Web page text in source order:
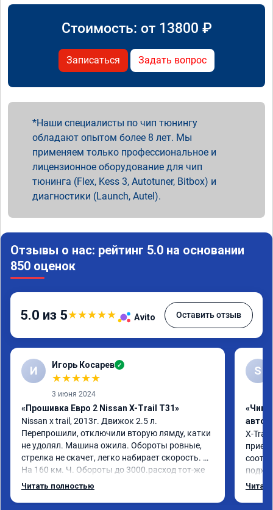
Стоимость: от 13800 ₽
Записаться Задать вопрос
Наши специалисты по чип тюнингу
обладают опытом более 8 лет. Мы
применяем только профессиональное и
лицензионное оборудование для чип
тюнинга (Flex, Kess 3, Autotuner, Bitbox) и
диагностики (Launch, Autel).
Отзывы о нас: рейтинг 5.0 на основании
850 оценок
5.0 из 5★★★★★ Avito Оставить отзыв
И Игорь Косарев ✓
★★★★★
3 июня 2024
«Прошивка Евро 2 Nissan X-Trail T31»
Nissan x trаil, 2013г. Движок 2.5 л.
Перепрошили, отключили вторую лямду, катки
не удолял. Машина ожила. Обороты ровные,
стрелка не скачет, легко набирает скорость.
На 160 км. Ч. Обороты до 3000.расход тот-же
без изменения 12л. Услугой доволен.
Читать полностью
S
«Чип
X-Trail